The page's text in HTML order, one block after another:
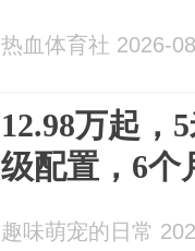
热血体育社 2026-
12.98万起，
级配置，6个
趣味萌宠的日常